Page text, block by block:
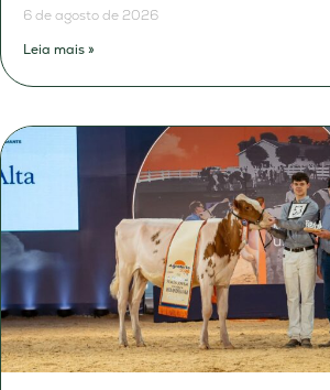
6 de agosto de 2026
Leia mais »